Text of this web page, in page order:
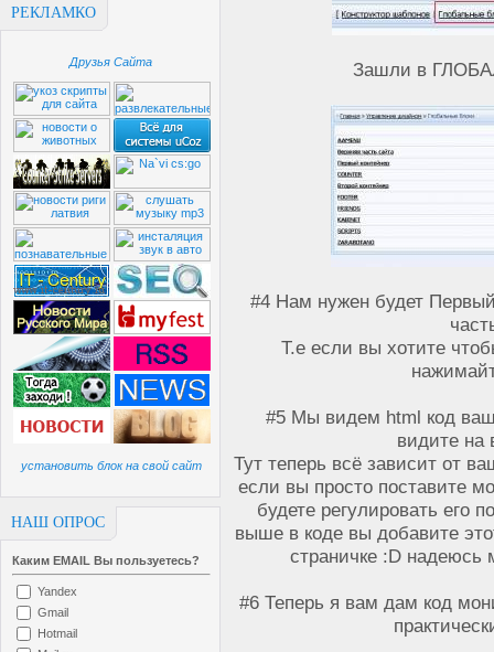
РЕКЛАМКО
Друзья Сайта
установить блок на свой сайт
НАШ ОПРОС
Каким EMAIL Вы пользуетесь?
Yandex
Gmail
Hotmail
Зашли в
#4 Нам нужен будет
Т.е если вы хотите
#5 Мы видем html код
видите на
Тут теперь всё зависит от
если вы просто поставите
будете регулировать его
выше в коде вы добавите
страничке :D надеюсь
#6 Теперь я вам дам код